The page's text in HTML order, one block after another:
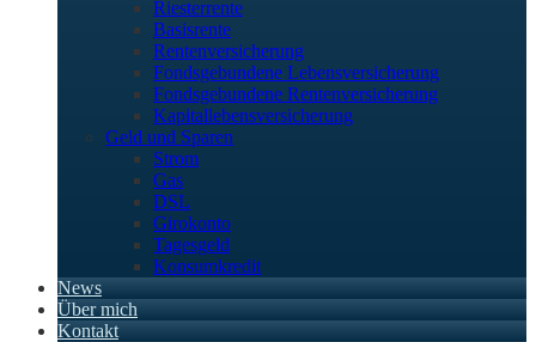
Riesterrente
Basisrente
Rentenversicherung
Fondsgebundene Lebensversicherung
Fondsgebundene Rentenversicherung
Kapitallebensversicherung
Geld und Sparen
Strom
Gas
DSL
Girokonto
Tagesgeld
Konsumkredit
News
Über mich
Kontakt